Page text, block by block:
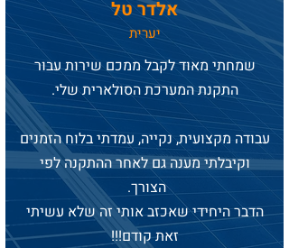
אלדר טל
יערית
שמחתי מאוד לקבל ממכם שירות עבור
התקנת המערכת הסולארית שלי.
עבודה מקצועית, נקייה, עמדתי בלוח הזמנים
וקיבלתי מענה גם לאחר ההתקנה לפי
הצורך.
הדבר היחידי שאכזב אותי זה שלא עשיתי
זאת קודם!!!